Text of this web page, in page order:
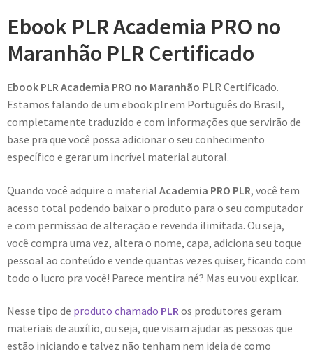
Ebook PLR Academia PRO no
Maranhão PLR Certificado
Ebook PLR Academia PRO no Maranhão PLR Certificado.
Estamos falando de um ebook plr em Português do Brasil,
completamente traduzido e com informações que servirão de
base pra que você possa adicionar o seu conhecimento
específico e gerar um incrível material autoral.
Quando você adquire o material Academia PRO PLR, você tem
acesso total podendo baixar o produto para o seu computador
e com permissão de alteração e revenda ilimitada. Ou seja,
você compra uma vez, altera o nome, capa, adiciona seu toque
pessoal ao conteúdo e vende quantas vezes quiser, ficando com
todo o lucro pra você! Parece mentira né? Mas eu vou explicar.
Nesse tipo de produto chamado PLRos produtores geram
materiais de auxílio, ou seja, que visam ajudar as pessoas que
estão iniciando e talvez não tenham nem ideia de como